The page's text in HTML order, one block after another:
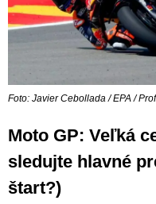
Foto: Javier Cebollada / EPA /
Moto GP: Veľká
sledujte hlavné
štart?)